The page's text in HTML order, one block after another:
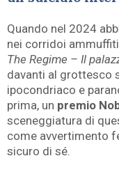
Quando nel 2024
nei corridoi
The Regime – Il
davanti al grottesco
ipocondriaco e
prima, un premio
sceneggiatura di
come avvertimento
sicuro di sé.